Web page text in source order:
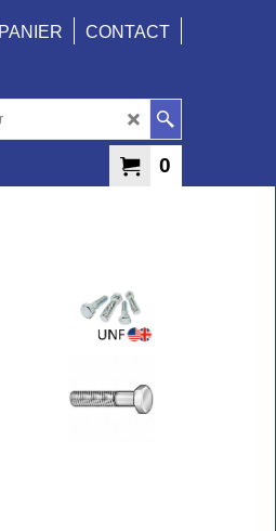
PANIER CONTACT
0